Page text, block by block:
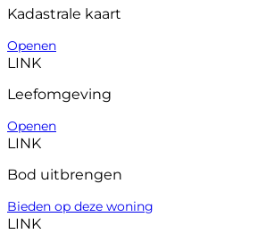
Kadastrale kaart
Openen
LINK
Leefomgeving
Openen
LINK
Bod uitbrengen
Bieden op deze woning
LINK